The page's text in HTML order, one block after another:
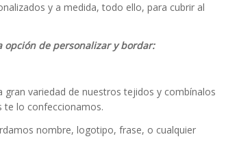
y a medida, todo ello, para cubrir al
opción de personalizar y bordar:
gran variedad de nuestros tejidos y combínalos
lo confeccionamos.
nombre, logotipo, frase, o cualquier